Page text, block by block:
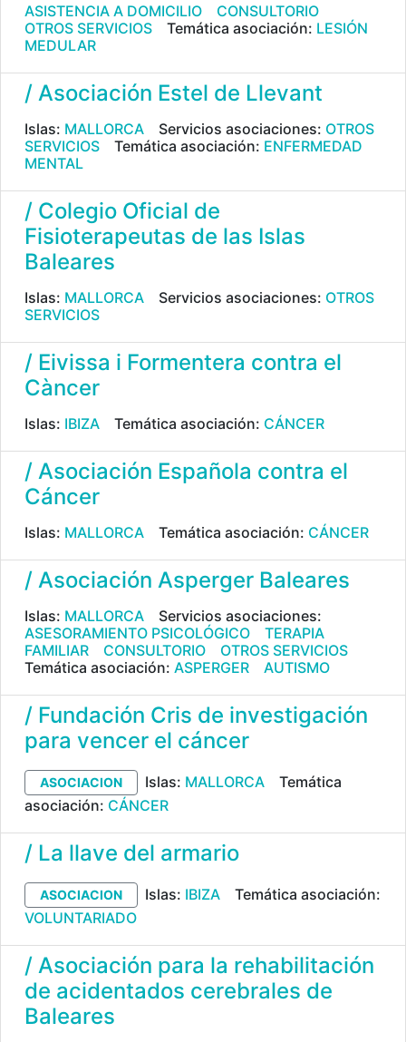
ASISTENCIA A DOMICILIO
CONSULTORIO
OTROS SERVICIOS
Temática asociación: LESIÓN
MEDULAR
/ Asociación Estel de Llevant
Islas: MALLORCA Servicios asociaciones: OTROS
SERVICIOS
Temática asociación: ENFERMEDAD
MENTAL
/ Colegio Oficial de
Fisioterapeutas de las Islas
Baleares
Islas: MALLORCA Servicios asociaciones: OTROS
SERVICIOS
/ Eivissa i Formentera contra el
Càncer
Islas: IBIZA Temática asociación: CÁNCER
/ Asociación Española contra el
Cáncer
Islas: MALLORCA Temática asociación: CÁNCER
/ Asociación Asperger Baleares
Islas: MALLORCA
Servicios asociaciones:
ASESORAMIENTO PSICOLÓGICO
TERAPIA
FAMILIAR
CONSULTORIO
OTROS SERVICIOS
Temática asociación: ASPERGER AUTISMO
/ Fundación Cris de investigación
para vencer el cáncer
ASOCIACION Islas: MALLORCA
Temática
asociación: CÁNCER
/ La llave del armario
ASOCIACION Islas: IBIZA
Temática asociación:
VOLUNTARIADO
/ Asociación para la rehabilitación
de acidentados cerebrales de
Baleares